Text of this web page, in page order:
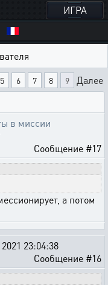
ИГРА
5 6 7 8 9 Далее
в миссии
Сообщение #17
а потом
23:04:38
Сообщение #16